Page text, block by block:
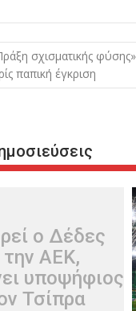
σχισματικής
παπική έγκριση
ο Δέδες
ΑΕΚ,
υποψήφιος
Τσίπρα